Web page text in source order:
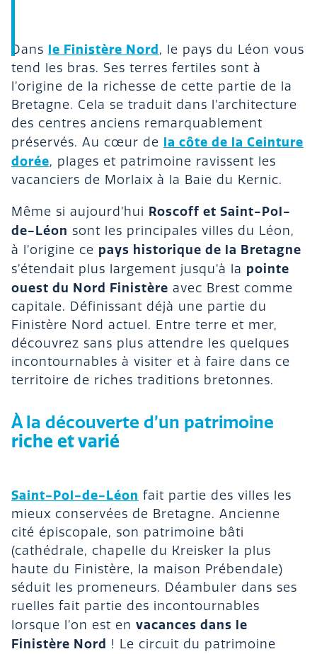
Dans le Finistère Nord, le pays du Léon vous
tend les bras. Ses terres fertiles sont à
l’origine de la richesse de cette partie de la
Bretagne. Cela se traduit dans l’architecture
des centres anciens remarquablement
préservés. Au cœur de la côte de la Ceinture
dorée, plages et patrimoine ravissent les
vacanciers de Morlaix à la Baie du Kernic.
Même si aujourd’hui Roscoff et Saint-Pol-
de-Léon sont les principales villes du Léon,
à l’origine ce pays historique de la Bretagne
s’étendait plus largement jusqu’à la pointe
ouest du Nord Finistère avec Brest comme
capitale. Définissant déjà une partie du
Finistère Nord actuel. Entre terre et mer,
découvrez sans plus attendre les quelques
incontournables à visiter et à faire dans ce
territoire de riches traditions bretonnes.
À la découverte d’un patrimoine
riche et varié
Saint-Pol-de-Léon fait partie des villes les
mieux conservées de Bretagne. Ancienne
cité épiscopale, son patrimoine bâti
(cathédrale, chapelle du Kreisker la plus
haute du Finistère, la maison Prébendale)
séduit les promeneurs. Déambuler dans ses
ruelles fait partie des incontournables
lorsque l’on est en vacances dans le
Finistère Nord ! Le circuit du patrimoine